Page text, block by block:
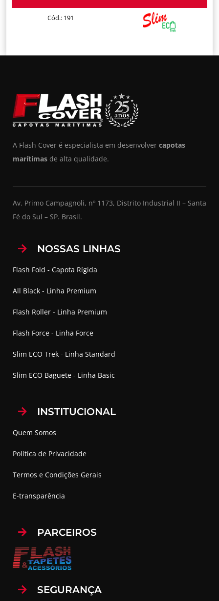
Cód.: 191
A Flash Cover é especialista em desenvolver capotas
marítimas de alta qualidade.
Av. Primo Campagnoli, nº 1173, Distrito Industrial II – Santa
Fé do Sul – SP. Brasil.
NOSSAS LINHAS
Flash Fold - Capota Rígida
All Black - Linha Premium
Flash Roller - Linha Premium
Flash Force - Linha Force
Slim ECO Trek - Linha Standard
Slim ECO Baguete - Linha Basic
INSTITUCIONAL
Quem Somos
Política de Privacidade
Termos e Condições Gerais
E-transparência
PARCEIROS
SEGURANÇA